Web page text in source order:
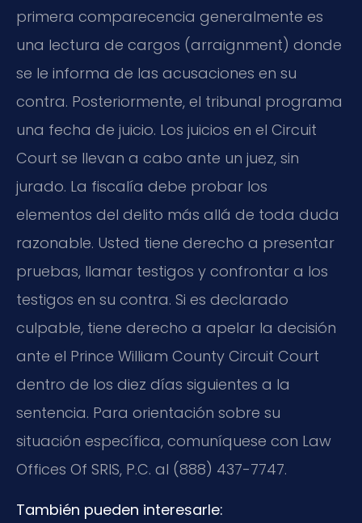
primera comparecencia generalmente es
una lectura de cargos (arraignment) donde
se le informa de las acusaciones en su
contra. Posteriormente, el tribunal programa
una fecha de juicio. Los juicios en el Circuit
Court se llevan a cabo ante un juez, sin
jurado. La fiscalía debe probar los
elementos del delito más allá de toda duda
razonable. Usted tiene derecho a presentar
pruebas, llamar testigos y confrontar a los
testigos en su contra. Si es declarado
culpable, tiene derecho a apelar la decisión
ante el Prince William County Circuit Court
dentro de los diez días siguientes a la
sentencia. Para orientación sobre su
situación específica, comuníquese con Law
Offices Of SRIS, P.C. al (888) 437-7747.
También pueden interesarle: